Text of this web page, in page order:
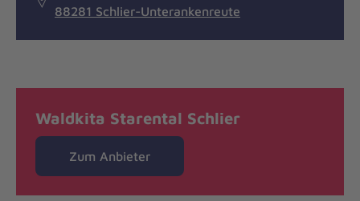
88281 Schlier-Unterankenreute
Waldkita Starental Schlier
Zum Anbieter